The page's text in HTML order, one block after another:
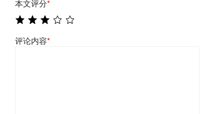
本文评分*
评论内容*